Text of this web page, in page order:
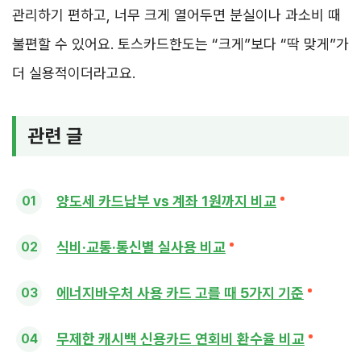
관리하기 편하고, 너무 크게 열어두면 분실이나 과소비 때
불편할 수 있어요. 토스카드한도는 “크게”보다 “딱 맞게”가
더 실용적이더라고요.
관련 글
양도세 카드납부 vs 계좌 1원까지 비교
식비·교통·통신별 실사용 비교
에너지바우처 사용 카드 고를 때 5가지 기준
무제한 캐시백 신용카드 연회비 환수율 비교